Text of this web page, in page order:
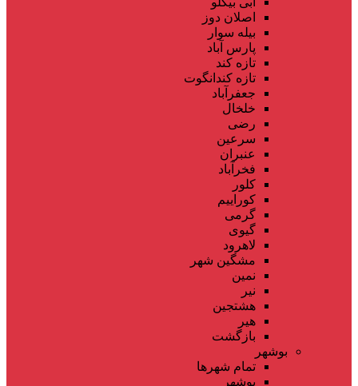
اصلان دوز
بیله سوار
پارس آباد
تازه کند
تازه کندانگوت
جعفرآباد
خلخال
رضی
سرعین
عنبران
فخرآباد
کلور
کوراییم
گرمی
گیوی
لاهرود
مشگین شهر
نمین
نیر
هشتجین
هیر
بازگشت
بوشهر
تمام شهر‌ها
بوشهر